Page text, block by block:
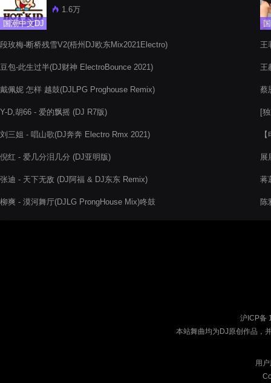
国潮中文DJ
1.6万
段玫梅-断桥残雪V2(梧州DJ欧东Mix2021Electro)
豆包-此生过半(DJ财神 ElectroBounce 2021)
戴佩妮 怎样 越鼓(DJLPG Proghouse Remix)
Y-D,胡66 - 爱的飘摇 (DJ R7版)
刘三姐 - 唱山歌(DJ奔奔 Electro Rmx 2021)
倪红 - 爱几分泪几分 (DJ亚明版)
张迪 - 天下无敌 (DJ阿福 & DJ东东 Remix)
柳爽 - 漠河舞厅(DJLG ProngHouse Mix)咚鼓
王
王
蔡
[
展
蒋
陈
沪ICP备
本站舞曲均为DJ原创作品，
用